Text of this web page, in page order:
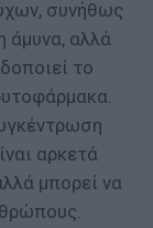
συνήθως
άμυνα, αλλά
το
αρκετά
μπορεί να